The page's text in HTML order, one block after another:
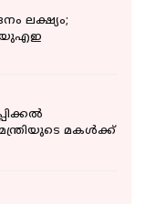
ലക്ഷ്യം;
യുഎഇ
മകൾക്ക്